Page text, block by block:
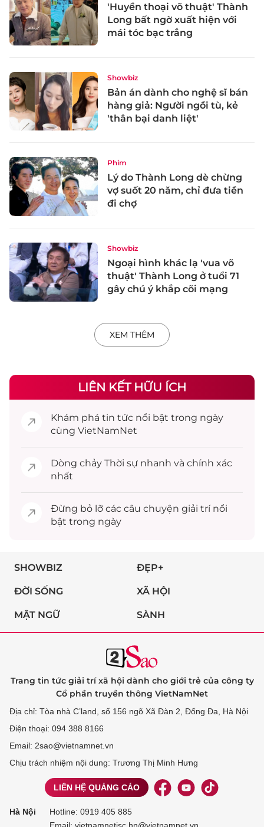
'Huyền thoại võ thuật' Thành
Long bất ngờ xuất hiện với
mái tóc bạc trắng
Showbiz
Bản án dành cho nghệ sĩ bán
hàng giả: Người ngồi tù, kẻ
'thân bại danh liệt'
Phim
Lý do Thành Long dè chừng
vợ suốt 20 năm, chỉ đưa tiền
đi chợ
Showbiz
Ngoại hình khác lạ 'vua võ
thuật' Thành Long ở tuổi 71
gây chú ý khắp cõi mạng
XEM THÊM
LIÊN KẾT HỮU ÍCH
Khám phá tin tức nổi bật trong ngày
cùng VietNamNet
Dòng chảy Thời sự nhanh và chính xác
nhất
Đừng bỏ lỡ các câu chuyện giải trínổi
bật trong ngày
SHOWBIZ ĐẸP+
ĐỜI SỐNG XÃ HỘI
MẬT NGỮ SÀNH
Trang tin tức giải trí xã hội dành cho giới trẻ của công ty
Cổ phần truyền thông VietNamNet
Địa chỉ: Tòa nhà C’land, số 156 ngõ Xã Đàn 2, Đống Đa, Hà Nội
Điện thoại: 094 388 8166
Email: 2sao@vietnamnet.vn
Chịu trách nhiệm nội dung: Trương Thị Minh Hưng
LIÊN HỆ QUẢNG CÁO
Hà Nội Hotline: 0919 405 885